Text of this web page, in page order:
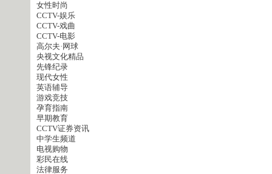
女性时尚
CCTV-娱乐
CCTV-戏曲
CCTV-电影
高尔夫·网球
央视文化精品
先锋纪录
现代女性
英语辅导
游戏竞技
孕育指南
早期教育
CCTV证券资讯
中学生频道
电视购物
彩民在线
法律服务